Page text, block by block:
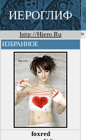
ИЕРОГЛИФ
http://Hiero.Ru
ИЗБРАННОЕ
foxred